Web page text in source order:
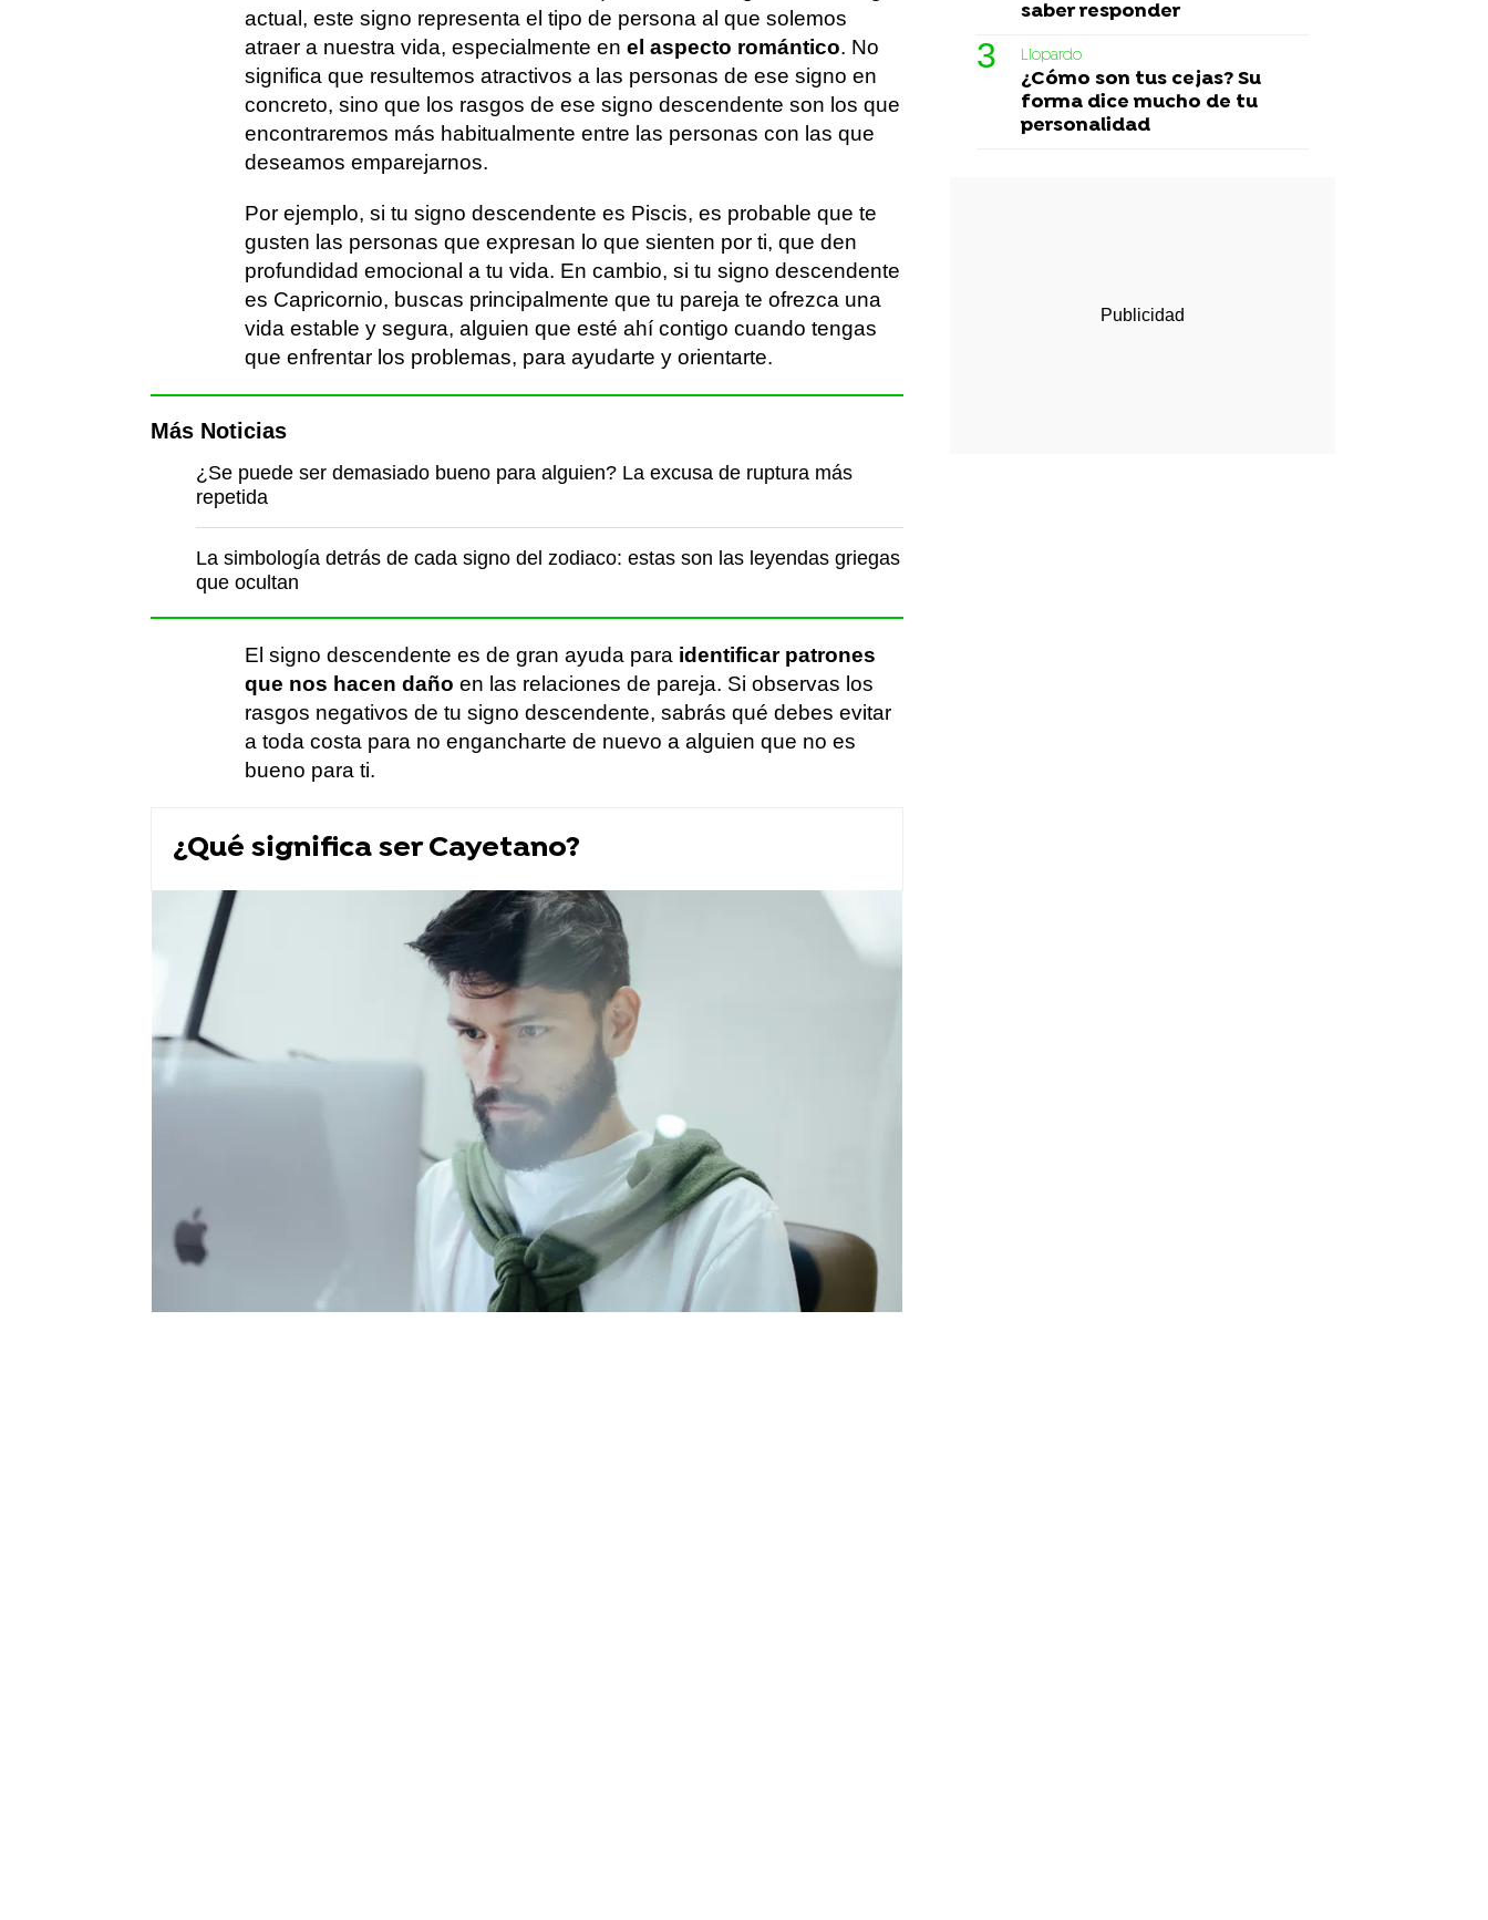
actual, este signo representa el tipo de persona al que solemos
atraer a nuestra vida, especialmente en el aspecto romántico. No
significa que resultemos atractivos a las personas de ese signo en
concreto, sino que los rasgos de ese signo descendente son los que
encontraremos más habitualmente entre las personas con las que
deseamos emparejarnos.
Por ejemplo, si tu signo descendente es Piscis, es probable que te
gusten las personas que expresan lo que sienten por ti, que den
profundidad emocional a tu vida. En cambio, si tu signo descendente
es Capricornio, buscas principalmente que tu pareja te ofrezca una
vida estable y segura, alguien que esté ahí contigo cuando tengas
que enfrentar los problemas, para ayudarte y orientarte.
Más Noticias
¿Se puede ser demasiado bueno para alguien? La excusa de ruptura más
repetida
La simbología detrás de cada signo del zodiaco: estas son las leyendas griegas
que ocultan
El signo descendente es de gran ayuda para identificar patrones
que nos hacen daño en las relaciones de pareja. Si observas los
rasgos negativos de tu signo descendente, sabrás qué debes evitar
a toda costa para no engancharte de nuevo a alguien que no es
bueno para ti.
¿Qué significa ser Cayetano?
Horóscopo
saber responder
Liopardo
¿Cómo son tus cejas? Su
forma dice mucho de tu
personalidad